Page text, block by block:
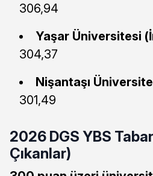
306,94
Yaşar Üniversitesi
304,37
Nişantaşı
301,49
2026 DGS YBS
Çıkanlar)